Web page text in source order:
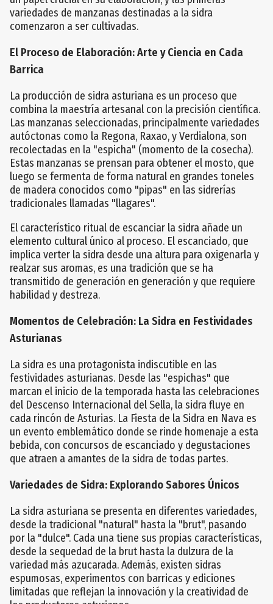
variedades de manzanas destinadas a la sidra
comenzaron a ser cultivadas.
El Proceso de Elaboración: Arte y Ciencia en Cada
Barrica
La producción de sidra asturiana es un proceso que
combina la maestría artesanal con la precisión científica.
Las manzanas seleccionadas, principalmente variedades
autóctonas como la Regona, Raxao, y Verdialona, son
recolectadas en la "espicha" (momento de la cosecha).
Estas manzanas se prensan para obtener el mosto, que
luego se fermenta de forma natural en grandes toneles
de madera conocidos como "pipas" en las sidrerías
tradicionales llamadas "llagares".
El característico ritual de escanciar la sidra añade un
elemento cultural único al proceso. El escanciado, que
implica verter la sidra desde una altura para oxigenarla y
realzar sus aromas, es una tradición que se ha
transmitido de generación en generación y que requiere
habilidad y destreza.
Momentos de Celebración: La Sidra en Festividades
Asturianas
La sidra es una protagonista indiscutible en las
festividades asturianas. Desde las "espichas" que
marcan el inicio de la temporada hasta las celebraciones
del Descenso Internacional del Sella, la sidra fluye en
cada rincón de Asturias. La Fiesta de la Sidra en Nava es
un evento emblemático donde se rinde homenaje a esta
bebida, con concursos de escanciado y degustaciones
que atraen a amantes de la sidra de todas partes.
Variedades de Sidra: Explorando Sabores Únicos
La sidra asturiana se presenta en diferentes variedades,
desde la tradicional "natural" hasta la "brut", pasando
por la "dulce". Cada una tiene sus propias características,
desde la sequedad de la brut hasta la dulzura de la
variedad más azucarada. Además, existen sidras
espumosas, experimentos con barricas y ediciones
limitadas que reflejan la innovación y la creatividad de